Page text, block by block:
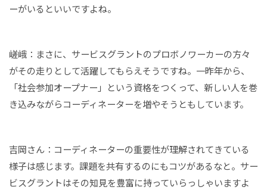
ーがいるといいですよね。
嵯峨：まさに、サービスグラントのプロボノワーカーの方々
がその走りとして活躍してもらえそうですね。一昨年から、
「社会参加オープナー」という資格をつくって、新しい人を巻
き込みながらコーディネーターを増やそうともしています。
吉岡さん：コーディネーターの重要性が理解されてきている
様子は感じます。課題を共有するのにもコツがあるなと。サー
ビスグラントはその知見を豊富に持っていらっしゃいますよ